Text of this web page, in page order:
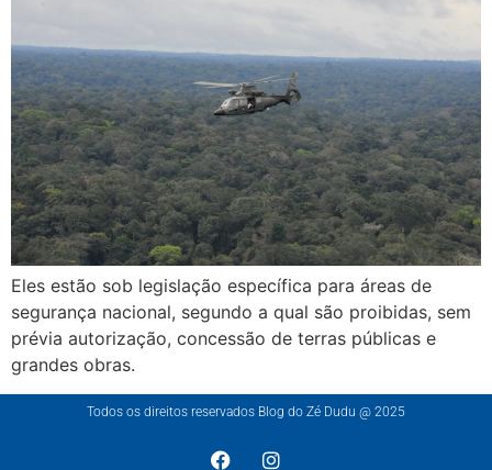
Eles estão sob legislação específica para áreas de
segurança nacional, segundo a qual são proibidas, sem
prévia autorização, concessão de terras públicas e
grandes obras.
Todos os direitos reservados Blog do Zé Dudu @ 2025